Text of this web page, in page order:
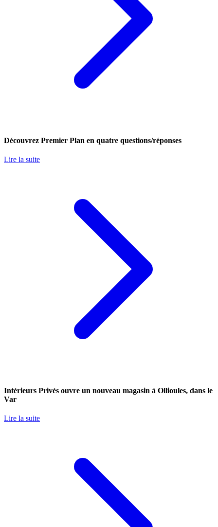
Découvrez Premier Plan en quatre questions/réponses
Lire la suite
Intérieurs Privés ouvre un nouveau magasin à Ollioules, dans le
Var
Lire la suite